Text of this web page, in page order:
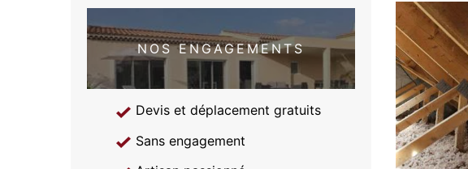
NOS ENGAGEMENTS
Devis et déplacement gratuits
Sans engagement